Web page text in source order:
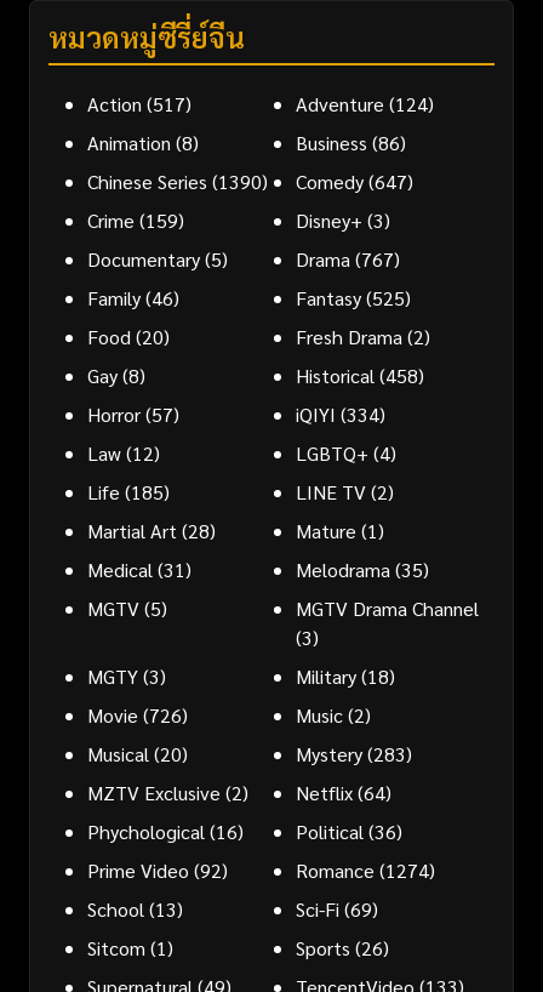
หมวดหมู่ซีรี่ย์จีน
Action (517) Adventure (124)
Animation (8) Business (86)
Chinese Series (1390) Comedy(647)
Crime (159) Disney+ (3)
Documentary(5) Drama (767)
Family(46) Fantasy(525)
Food (20) Fresh Drama (2)
Gay(8) Historical (458)
Horror(57) iQIYI (334)
Law(12) LGBTQ+ (4)
Life (185) LINE TV(2)
Martial Art (28) Mature (1)
Medical (31) Melodrama (35)
MGTV(5)
MGTV Drama Channel
(3)
MGTY(3) Military(18)
Movie (726) Music(2)
Musical (20) Mystery(283)
MZTV Exclusive (2) Netflix(64)
Phychological (16) Political (36)
Prime Video (92) Romance (1274)
School (13) Sci-Fi (69)
Sitcom (1) Sports (26)
Supernatural (49) TencentVideo (133)